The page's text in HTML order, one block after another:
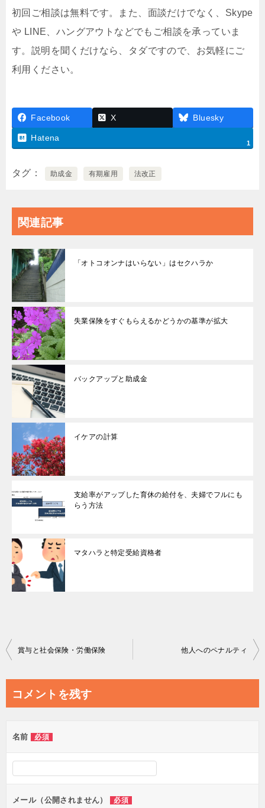
初回ご相談は無料です。また、面談だけでなく、Skype
や LINE、ハングアウトなどでもご相談を承っていま
す。説明を聞くだけなら、タダですので、お気軽にご
利用ください。
Facebook X Bluesky
Hatena
1
タグ 助成金 有期雇用 法改正
関連記事
「オトコオンナはいらない」はセクハラか
失業保険をすぐもらえるかどうかの基準が拡大
バックアップと助成金
イケアの計算
支給率がアップした育休の給付を、夫婦でフルにも
らう方法
マタハラと特定受給資格者
投
ビ
ー
シ
ョ
ン
賞与と社会保険・労働保険 他人へのペナルティ
コメントを残す
名前 必須
メール（公開されません） 必須